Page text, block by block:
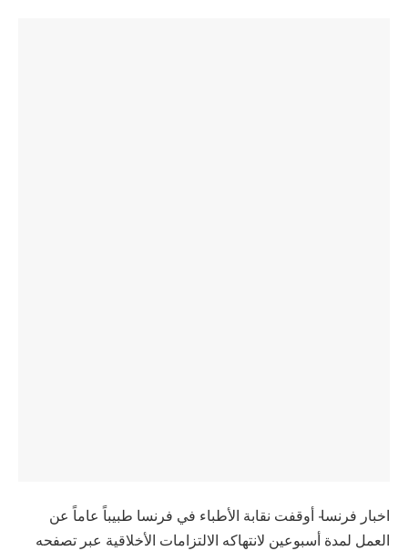
اخبار فرنسا- أوقفت نقابة الأطباء في فرنسا طبيباً عاماً عن
العمل لمدة أسبوعين لانتهاكه الالتزامات الأخلاقية عبر تصفحه